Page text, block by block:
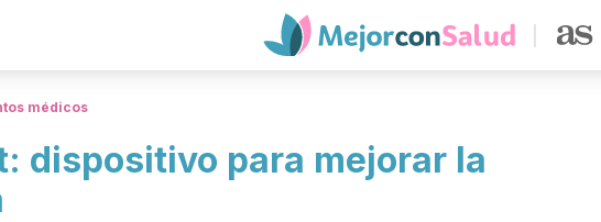
médicos
dispositivo para mejorar la